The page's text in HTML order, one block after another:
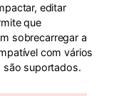
editar
que
sobrecarregar a
com vários
são suportados.